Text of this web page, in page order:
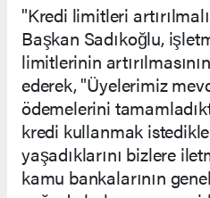
"Kredi limitleri
Başkan Sadıkoğlu,
limitlerinin
ederek, "Üyelerimiz
ödemelerini
kredi kullanmak
yaşadıklarını bizlere
kamu bankalarının